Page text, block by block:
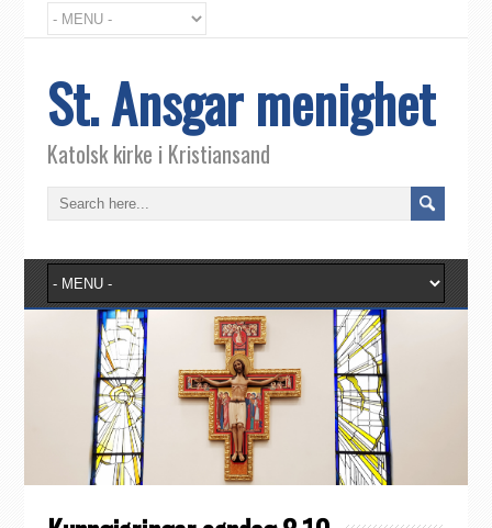
St. Ansgar menighet
Katolsk kirke i Kristiansand